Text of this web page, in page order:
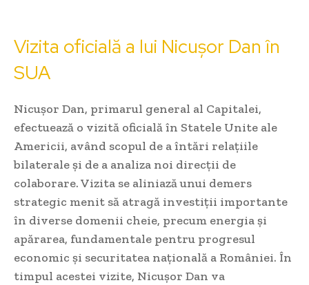
Vizita oficială a lui Nicușor Dan în
SUA
Nicușor Dan, primarul general al Capitalei,
efectuează o vizită oficială în Statele Unite ale
Americii, având scopul de a întări relațiile
bilaterale și de a analiza noi direcții de
colaborare. Vizita se aliniază unui demers
strategic menit să atragă investiții importante
în diverse domenii cheie, precum energia și
apărarea, fundamentale pentru progresul
economic și securitatea națională a României. În
timpul acestei vizite, Nicușor Dan va